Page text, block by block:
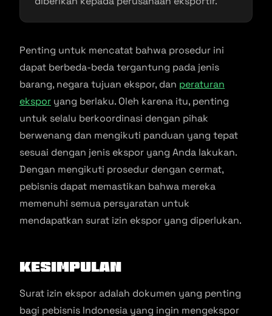
Penting untuk mencatat bahwa prosedur ini
dapat berbeda-beda tergantung pada jenis
barang, negara tujuan ekspor, dan peraturan
ekspor yang berlaku. Oleh karena itu, penting
untuk selalu berkoordinasi dengan pihak
berwenang dan mengikuti panduan yang tepat
sesuai dengan jenis ekspor yang Anda lakukan.
Dengan mengikuti prosedur dengan cermat,
pebisnis dapat memastikan bahwa mereka
memenuhi semua persyaratan untuk
mendapatkan surat izin ekspor yang diperlukan.
Kesimpulan
Surat izin ekspor adalah dokumen yang penting
bagi pebisnis Indonesia yang ingin mengekspor